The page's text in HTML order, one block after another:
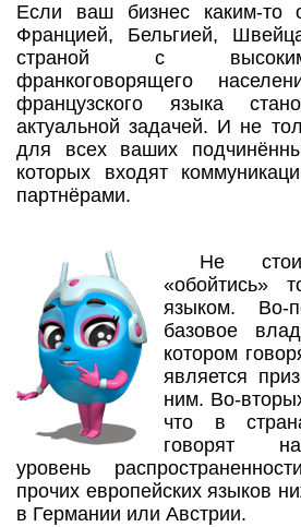
Если ваш бизнес каким-то
Францией, Бельгией,
страной с
франкоговорящего
французского языка
актуальной задачей. И не
для всех ваших
которых входят
партнёрами.
Не
«обойтись»
языком. Во-
базовое
котором
является
ним. Во-
что в
говорят
уровень
прочих европейских языков
в Германии или Австрии.